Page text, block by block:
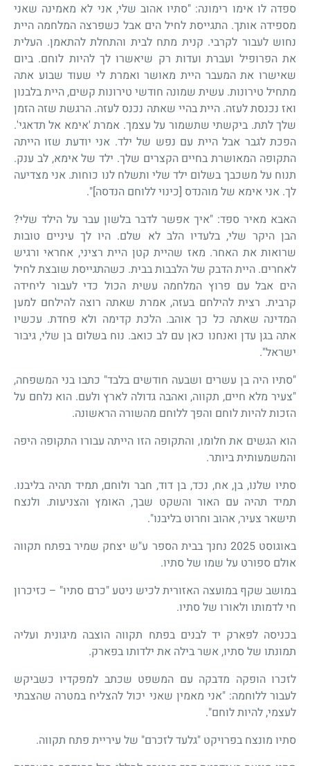
ספדה לו אימו רימונה: "סתיו אהוב שלי, אני לא מאמינה שאני
מספידה אותך. התגייסת לחיל הים אבל כשפרצה המלחמה היית
נחוש לעבור לקרבי. קנית מתח לבית והתחלת להתאמן. העלית
את הפרופיל ועברת ועדות רק שיאשרו לך להיות לוחם. ביום
שאישרו את המעבר היית מאושר ואמרת לי שעוד שבוע אתה
מתחיל טירונות. עשית שמונה חודשי טירונות קשים, היית בלבנון
ואז נכנסת לעזה. היית בהיי שאתה נכנס לעזה. הרגשת שזה הזמן
שלך לתת. ביקשתי שתשמור על עצמך. אמרת 'אימא אל תדאגי'.
הפכת לגבר אבל היית עם נפש של ילד. אני יודעת שזו הייתה
התקופה המאושרת בחיים הקצרים שלך. ילד של אימא, לב ענק.
תנוח על משכבך בשלום ילד שלי ותשלח לנו כוחות. אני מצדיעה
לך. אני אימא של מוהנדס [כינוי ללוחם הנדסה]".
האבא מאיר ספד: "איך אפשר לדבר בלשון עבר על הילד שלי?
הבן היקר שלי, בלעדיו הלב לא שלם. היו לך עיניים טובות
שרואות את האחר. מאז שהיית קטן היית רציני, אחראי ורגיש
לאחרים. היית הדבק של הלבבות בבית. כשהתגייסת שובצת לחיל
הים אבל עם פרוץ המלחמה עשית הכול כדי לעבור ליחידה
קרבית. רצית להילחם בעזה, אמרת שאתה רוצה להילחם למען
המדינה שאתה כל כך אוהב. הלכת קדימה ולא פחדת. עכשיו
אתה בגן עדן ואנחנו כאן עם לב כואב. נוח בשלום בן שלי, גיבור
ישראל".
"סתיו היה בן עשרים ושבעה חודשים בלבד" כתבו בני המשפחה,
"צעיר מלא חיים, תקווה, ואהבה גדולה לארץ ולעם. הוא נלחם על
הזכות להיות לוחם והפך ללוחם מהשורה הראשונה.
הוא הגשים את חלומו, והתקופה הזו הייתה עבורו התקופה היפה
והמשמעותית ביותר.
סתיו שלנו, בן, אח, נכד, בן דוד, חבר ולוחם, תמיד תהיה בליבנו.
תמיד תהיה עם האור והשקט שבך, האומץ והצניעות. ולנצח
תישאר צעיר, אהוב וחרוט בליבנו".
באוגוסט 2025 נחנך בבית הספר ע"ש יצחק שמיר בפתח תקווה
אולם ספורט על שמו של סתיו.
במושב שקף במועצה האזורית לכיש ניטע "כרם סתיו" – כזיכרון
חי לדמותו ולאורו של סתיו.
בכניסה לפארק יד לבנים בפתח תקווה הוצבה מיגונית ועליה
תמונתו של סתיו, אשר בילה את ילדותו בפארק.
לזכרו הופקה מדבקה עם המשפט שכתב למפקדיו כשביקש
לעבור ללוחמה: "אני מאמין שאני יכול להצליח במטרה שהצבתי
לעצמי, להיות לוחם".
סתיו מונצח בפרויקט "גלעד לזכרם" של עיריית פתח תקווה.